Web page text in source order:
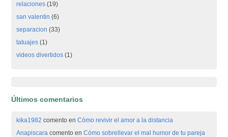
relaciones (19)
san valentin (6)
separacion (33)
tatuajes (1)
videos divertidos (1)
Últimos comentarios
kika1982 comento enCómo revivir el amor a la distancia
Anapiscara comento enCómo sobrellevar el mal humor de tu pareja